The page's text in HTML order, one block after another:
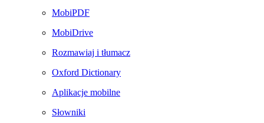
MobiPDF
MobiDrive
Rozmawiaj i tłumacz
Oxford Dictionary
Aplikacje mobilne
Słowniki